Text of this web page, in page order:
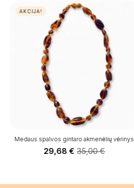
AKCIJA!
Medaus spalvos gintaro akmenėlių vėrinys
35,00€
Original
35,00 €.
29,68€Current
29,68 €.